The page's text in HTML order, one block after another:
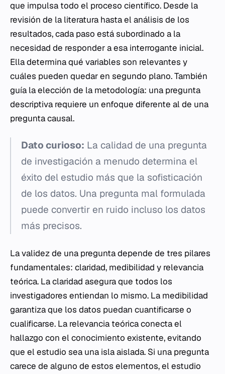
que impulsa todo el proceso científico. Desde la
revisión de la literatura hasta el análisis de los
resultados, cada paso está subordinado a la
necesidad de responder a esa interrogante inicial.
Ella determina qué variables son relevantes y
cuáles pueden quedar en segundo plano. También
guía la elección de la metodología: una pregunta
descriptiva requiere un enfoque diferente al de una
pregunta causal.
Dato curioso: La calidad de una pregunta
de investigación a menudo determina el
éxito del estudio más que la sofisticación
de los datos. Una pregunta mal formulada
puede convertir en ruido incluso los datos
más precisos.
La validez de una pregunta depende de tres pilares
fundamentales: claridad, medibilidad y relevancia
teórica. La claridad asegura que todos los
investigadores entiendan lo mismo. La medibilidad
garantiza que los datos puedan cuantificarse o
cualificarse. La relevancia teórica conecta el
hallazgo con el conocimiento existente, evitando
que el estudio sea una isla aislada. Si una pregunta
carece de alguno de estos elementos, el estudio